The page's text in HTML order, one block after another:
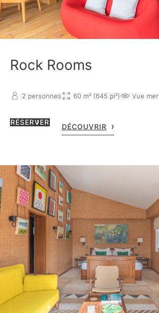
Rock Rooms
2 personnes 60 m² (645 pi²) Vue mer
RÉSERVER
DÉCOUVRIR